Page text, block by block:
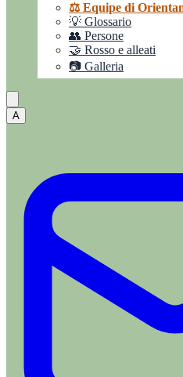
⚖️ Equipe di
💡 Glossario
👥 Persone
🤝 Rosso e alleati
📷 Galleria
A